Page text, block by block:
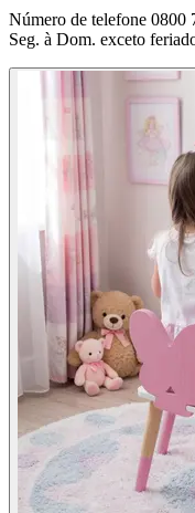
Número de telefone 0800
Seg. à Dom. exceto